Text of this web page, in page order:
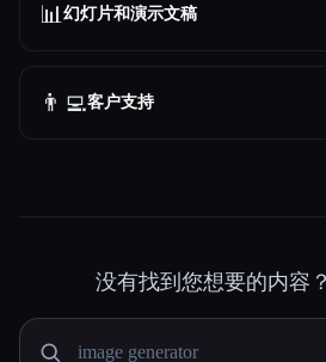
📊 幻灯片和演示文稿
👨‍💻客户支持
没有找到您想要的内容